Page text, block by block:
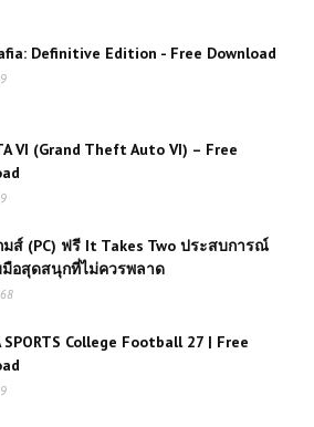
Assassin’s Creed
Assassin's Creed
Remastered | Free
(PC) Empire Total
War – Free
Black Flag | Free
Definitive Edition - Free Download
VI (Grand Theft Auto VI) – Free
มส์ (PC) ฟรี It Takes Two ประสบการณ์
มือสุดสนุกที่ไม่ควรพลาด
SPORTS College Football 27 | Free